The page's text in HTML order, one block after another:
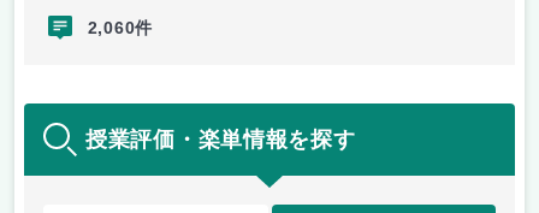
2,060件
授業評価・楽単情報を探す